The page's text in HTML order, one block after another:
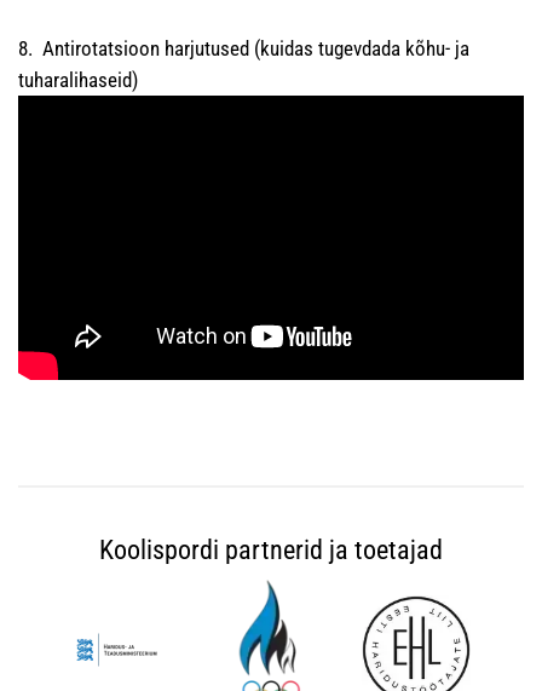
8. Antirotatsioon harjutused (kuidas tugevdada kõhu- ja
tuharalihaseid)
Koolispordi partnerid ja toetajad